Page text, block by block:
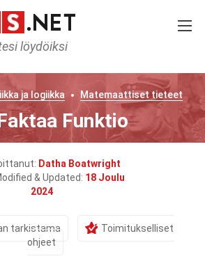
löydöiksi
ja logiikka Matemaattiset tieteet
Funktio
Datha Boatwright
& Updated: 18 Joulu
2024
tarkistama
Toimitukselliset
ohjeet